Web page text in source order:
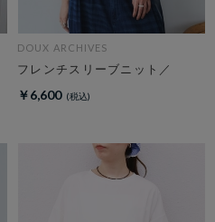
DOUX ARCHIVES
フレンチスリーブニット／
￥6,600